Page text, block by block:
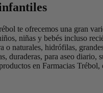
te ofrecemos una gran
niñas y bebés incluso
o naturales, hidrófilas,
duraderas, para aseo diario,
en Farmacias Trébol,